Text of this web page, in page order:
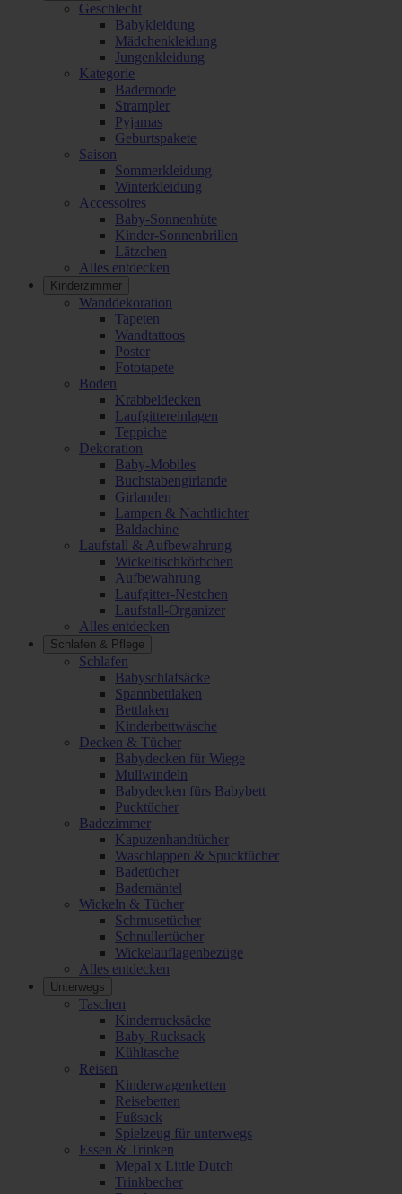
Geschlecht
Babykleidung
Mädchenkleidung
Jungenkleidung
Kategorie
Bademode
Strampler
Pyjamas
Geburtspakete
Saison
Sommerkleidung
Winterkleidung
Accessoires
Baby-Sonnenhüte
Kinder-Sonnenbrillen
Lätzchen
Alles entdecken
Kinderzimmer
Wanddekoration
Tapeten
Wandtattoos
Poster
Fototapete
Boden
Krabbeldecken
Laufgittereinlagen
Teppiche
Dekoration
Baby-Mobiles
Buchstabengirlande
Girlanden
Lampen & Nachtlichter
Baldachine
Laufstall & Aufbewahrung
Wickeltischkörbchen
Aufbewahrung
Laufgitter-Nestchen
Laufstall-Organizer
Alles entdecken
Schlafen & Pflege
Schlafen
Babyschlafsäcke
Spannbettlaken
Bettlaken
Kinderbettwäsche
Decken & Tücher
Babydecken für Wiege
Mullwindeln
Babydecken fürs Babybett
Pucktücher
Badezimmer
Kapuzenhandtücher
Waschlappen & Spucktücher
Badetücher
Bademäntel
Wickeln & Tücher
Schmusetücher
Schnullertücher
Wickelauflagenbezüge
Alles entdecken
Unterwegs
Taschen
Kinderrucksäcke
Baby-Rucksack
Kühltasche
Reisen
Kinderwagenketten
Reisebetten
Fußsack
Spielzeug für unterwegs
Essen & Trinken
Mepal x Little Dutch
Trinkbecher